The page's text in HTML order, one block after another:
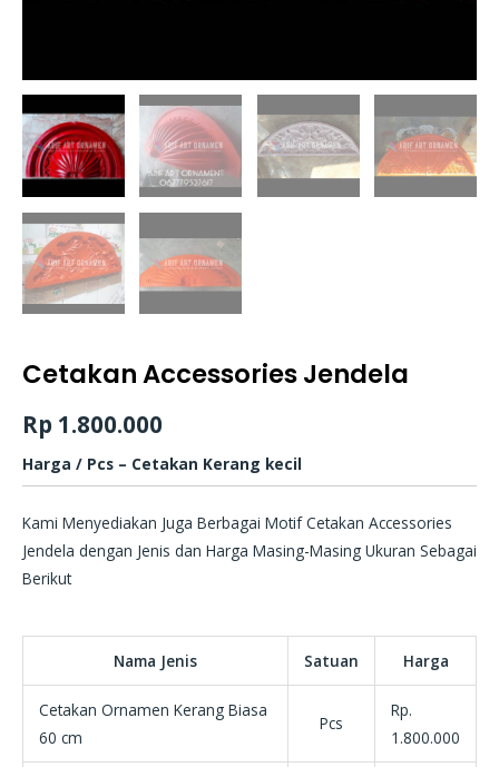
Cetakan Accessories Jendela
Rp 1.800.000
Harga / Pcs – Cetakan Kerang kecil
Kami Menyediakan Juga Berbagai Motif Cetakan Accessories
Jendela dengan Jenis dan Harga Masing-Masing Ukuran Sebagai
Berikut
Nama Jenis Satuan Harga
Cetakan Ornamen Kerang Biasa
60 cm
Pcs
Rp.
1.800.000